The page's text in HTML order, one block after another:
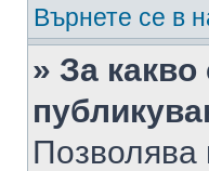
Върнете се в
» За
Позволява